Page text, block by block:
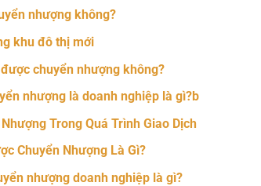
nhượng không?
khu đô thị mới
chuyển nhượng không?
nhượng là doanh nghiệp là gì?b
Trong Quá Trình Giao Dịch
Chuyển Nhượng Là Gì?
nhượng doanh nghiệp là gì?